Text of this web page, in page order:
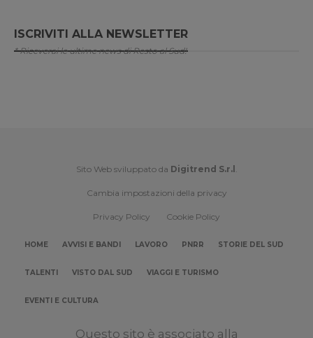
ISCRIVITI ALLA NEWSLETTER
* Riceverai le ultime news di Resto al Sud!
Sito Web sviluppato da Digitrend S.r.l .
Cambia impostazioni della privacy
Privacy Policy Cookie Policy
HOME AVVISI E BANDI LAVORO PNRR STORIE DEL SUD
TALENTI VISTO DAL SUD VIAGGI E TURISMO
EVENTI E CULTURA
Questo sito è associato alla